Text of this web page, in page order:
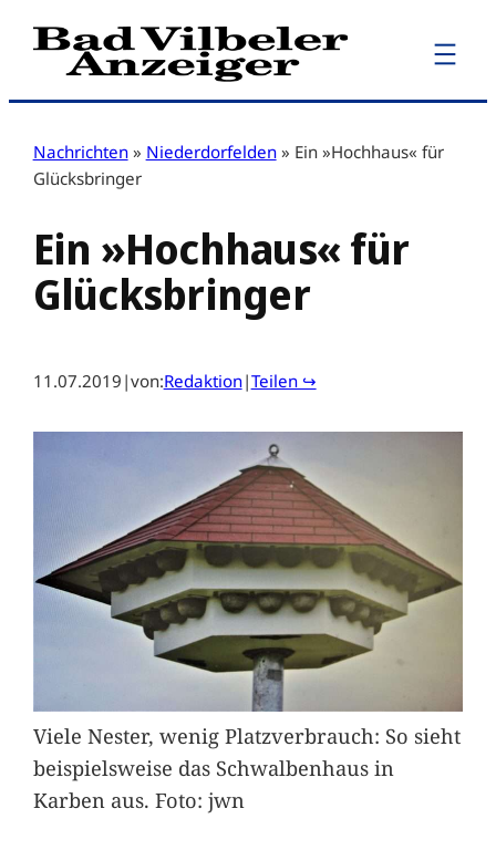
Zum
Inhalt
Nachrichten » Niederdorfelden » Ein »Hochhaus« für
Glücksbringer
Ein »Hochhaus« für
Glücksbringer
11.07.2019 |von:Redaktion|Teilen ↪
Viele Nester, wenig Platzverbrauch: So sieht
beispielsweise das Schwalbenhaus in
Karben aus. Foto: jwn